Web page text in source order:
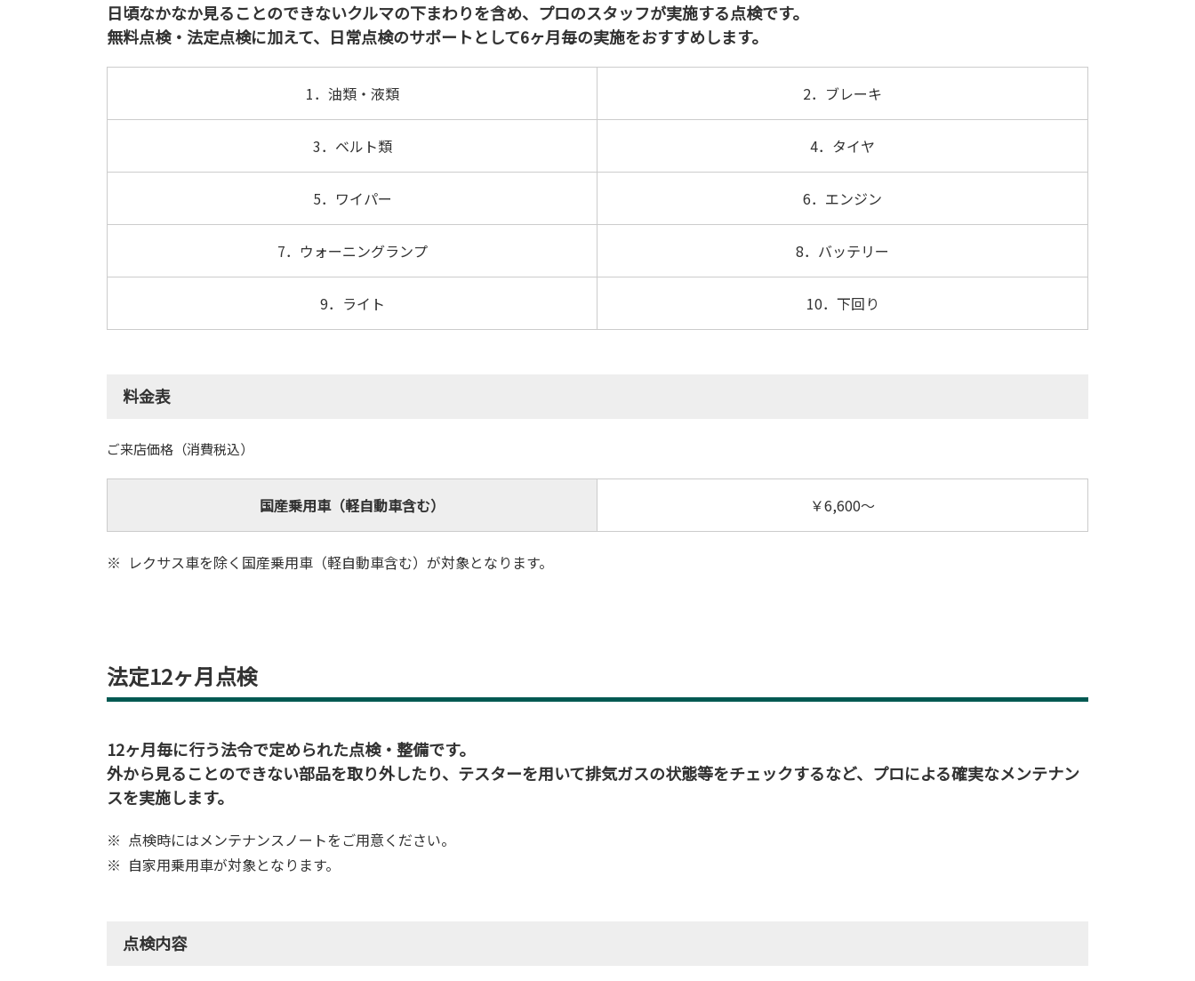
日頃なかなか見ることのできないクルマの下まわりを含め、プロのスタッフが実施する点検です。
無料点検・法定点検に加えて、日常点検のサポートとして6ヶ月毎の実施をおすすめします。
1．油類・液類 2．ブレーキ
3．ベルト類 4．タイヤ
5．ワイパー 6．エンジン
7．ウォーニングランプ 8．バッテリー
9．ライト 10．下回り
料金表
ご来店価格（消費税込）
国産乗用車（軽自動車含む） ￥6,600～
レクサス車を除く国産乗用車（軽自動車含む）が対象となります。
法定12ヶ月点検
12ヶ月毎に行う法令で定められた点検・整備です。
外から見ることのできない部品を取り外したり、テスターを用いて排気ガスの状態等をチェックするなど、プロによる確実なメンテナン
スを実施します。
点検時にはメンテナンスノートをご用意ください。
自家用乗用車が対象となります。
点検内容